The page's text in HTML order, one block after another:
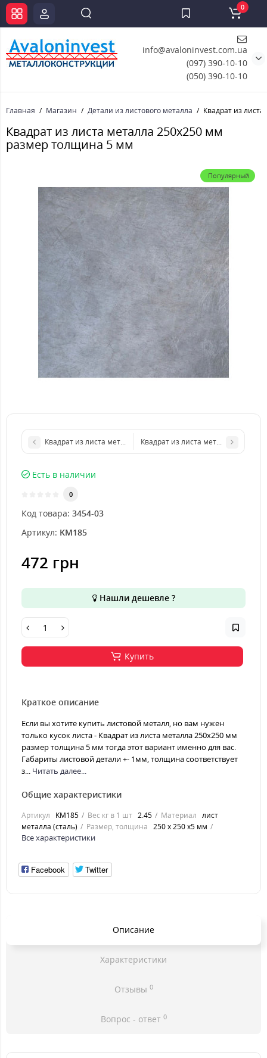
info@avaloninvest.com.ua
(097) 390-10-10
(050) 390-10-10
0
Главная Магазин Детали из листового металла Квадрат из
Квадрат из листа металла 250х250 мм
размер толщина 5 мм
Популярный
Квадрат из листа металла 200х200 мм размер толщина 5 мм
Квадрат из листа металла
Есть в наличии
0
Код товара: 3454-03
Артикул: KM185
472 грн
Нашли дешевле ?
Купить
Краткое описание
Если вы хотите купить листовой металл, но вам нужен
только кусок листа - Квадрат из листа металла 250х250 мм
размер толщина 5 мм тогда этот вариант именно для вас.
Габариты листовой детали +- 1мм, толщина соответствует
з... Читать далее...
Общие характеристики
Артикул KM185 Вес кг в 1 шт 2.45 Материал лист
металла (сталь)
Размер, толщина 250 х 250 х5 мм
Все характеристики
Facebook Twitter
Описание
Характеристики
Отзывы 0
Вопрос - ответ 0